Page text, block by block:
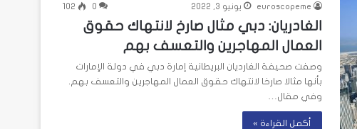
euroscopeme يونيو 3, 2022 0
102
الغادريان: دبي مثال صارخ لانتهاك حقوق
العمال المهاجرين والتعسف بهم
وصفت صحيفة الغارديان البريطانية إمارة دبي في دولة الإمارات
بأنها مثالا صارخا لانتهاك حقوق العمال المهاجرين والتعسف بهم.
وفي مقال…
أكمل القراءة »